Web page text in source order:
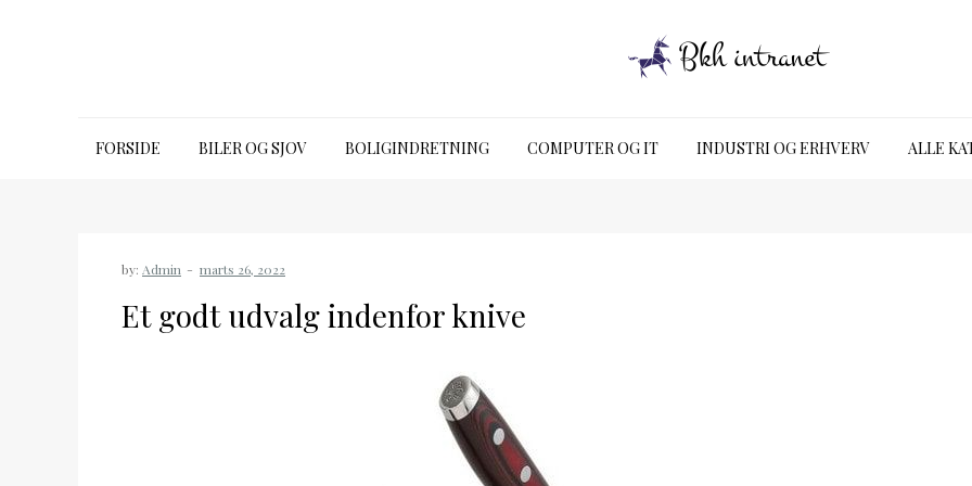
FORSIDE BILER OG SJOV BOLIGINDRETNING COMPUTER OG IT INDUSTRI OG ERHVERV ALLE
by: Admin
Et godt udvalg indenfor knive